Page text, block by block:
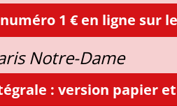
1 € en ligne sur
Notre-Dame
: version papier